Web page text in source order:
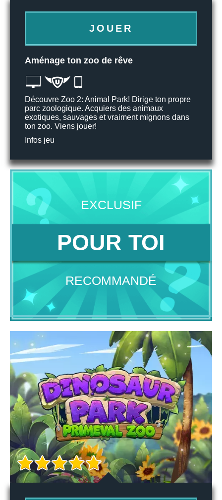
JOUER
Aménage ton zoo de rêve
Découvre Zoo 2: Animal Park! Dirige ton propre
parc zoologique. Acquiers des animaux
exotiques, sauvages et vraiment mignons dans
ton zoo. Viens jouer!
Infos jeu
EXCLUSIF
POUR TOI
RECOMMANDÉ